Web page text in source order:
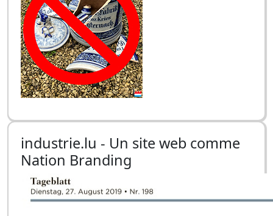
industrie.lu - Un site web comme
Nation Branding